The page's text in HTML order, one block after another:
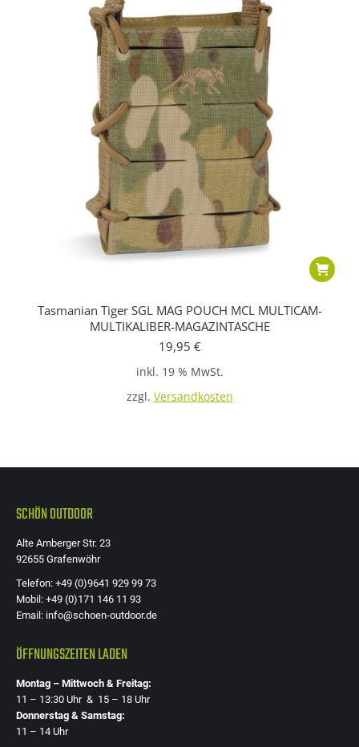
Tasmanian Tiger SGL MAG POUCH MCL MULTICAM-
MULTIKALIBER-MAGAZINTASCHE
19,95 €
inkl. 19 % MwSt.
zzgl. Versandkosten
SCHÖN OUTDOOR
Alte Amberger Str. 23
92655 Grafenwöhr
Telefon: +49 (0)9641 929 99 73
Mobil: +49 (0)171 146 11 93
Email: info@schoen-outdoor.de
ÖFFNUNGSZEITEN LADEN
Montag – Mittwoch & Freitag:
11 – 13:30 Uhr & 15 – 18 Uhr
Donnerstag & Samstag:
11 – 14 Uhr